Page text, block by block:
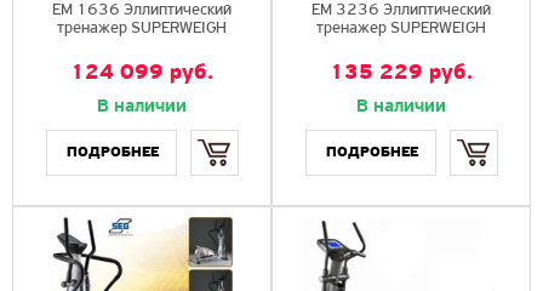
EМ 1636 Эллиптический
тренажер SUPERWEIGH
124 099 руб.
В наличии
EМ 3236 Эллиптический
тренажер SUPERWEIGH
135 229 руб.
В наличии